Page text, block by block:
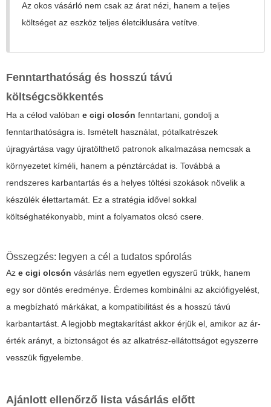
Az okos vásárló nem csak az árat nézi, hanem a teljes
költséget az eszköz teljes életciklusára vetítve.
Fenntarthatóság és hosszú távú
költségcsökkentés
Ha a célod valóban e cigi olcsón fenntartani, gondolj a
fenntarthatóságra is. Ismételt használat, pótalkatrészek
újragyártása vagy újratölthető patronok alkalmazása nemcsak a
környezetet kíméli, hanem a pénztárcádat is. Továbbá a
rendszeres karbantartás és a helyes töltési szokások növelik a
készülék élettartamát. Ez a stratégia idővel sokkal
költséghatékonyabb, mint a folyamatos olcsó csere.
Összegzés: legyen a cél a tudatos spórolás
Az e cigi olcsón vásárlás nem egyetlen egyszerű trükk, hanem
egy sor döntés eredménye. Érdemes kombinálni az akciófigyelést,
a megbízható márkákat, a kompatibilitást és a hosszú távú
karbantartást. A legjobb megtakarítást akkor érjük el, amikor az ár-
érték arányt, a biztonságot és az alkatrész-ellátottságot egyszerre
vesszük figyelembe.
Ajánlott ellenőrző lista vásárlás előtt